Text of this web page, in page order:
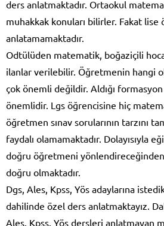
ders anlatmaktadır. Ortaokul
muhakkak konuları bilirler. Fakat
anlatamamaktadır.
Odtülüden matematik, boğaziçili
ilanlar verilebilir. Öğretmenin hangi
çok önemli değildir. Aldığı
önemlidir. Lgs öğrencisine hiç
öğretmen sınav sorularının tarzını
faydalı olamamaktadır. Dolayısıyla
doğru öğretmeni yönlendireceğinden
doğru olmaktadır.
Dgs, Ales, Kpss, Yös adaylarına
dahilinde özel ders anlatmaktayız.
Ales, Kpss, Yös dersleri anlatmayan